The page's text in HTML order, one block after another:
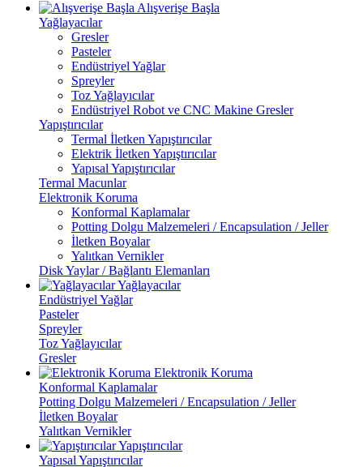
Alışverişe Başla
Yağlayacılar
Gresler
Pasteler
Endüstriyel Yağlar
Spreyler
Toz Yağlayıcılar
Endüstriyel Robot ve CNC Makine Gresler
Yapıştırıcılar
Termal İletken Yapıştırıcılar
Elektrik İletken Yapıştırıcılar
Yapısal Yapıştırıcılar
Termal Macunlar
Elektronik Koruma
Konformal Kaplamalar
Potting Dolgu Malzemeleri / Encapsulation / Jeller
İletken Boyalar
Yalıtkan Vernikler
Disk Yaylar / Bağlantı Elemanları
Yağlayacılar
Endüstriyel Yağlar
Pasteler
Spreyler
Toz Yağlayıcılar
Gresler
Elektronik Koruma
Konformal Kaplamalar
Potting Dolgu Malzemeleri / Encapsulation / Jeller
İletken Boyalar
Yalıtkan Vernikler
Yapıştırıcılar
Yapısal Yapıştırıcılar